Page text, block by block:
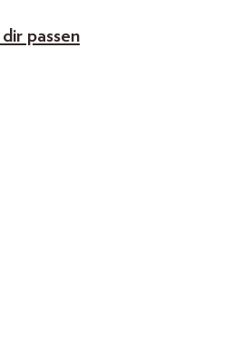
passen